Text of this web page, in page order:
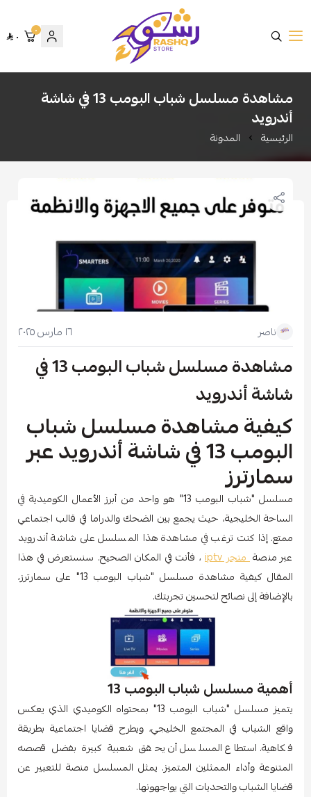
متجر رشق
٠ ٠
مشاهدة مسلسل شباب البومب 13 في شاشة
أندرويد
الرئيسية المدونة
ناصر ١٦ مارس ٢٠٢٥
مشاهدة مسلسل شباب البومب 13 في
شاشة أندرويد
كيفية مشاهدة مسلسل شباب
البومب 13 في شاشة أندرويد عبر
سمارترز
مسلسل "شباب البومب 13" هو واحد من أبرز الأعمال الكوميدية في
الساحة الخليجية، حيث يجمع بين الضحك والدراما في قالب اجتماعي
ممتع. إذا كنت ترغب في مشاهدة هذا المسلسل على شاشة أندرويد
عبر منصةمتجر iptv
، فأنت في المكان الصحيح. سنستعرض في هذا
المقال كيفية مشاهدة مسلسل "شباب البومب 13" على سمارترز،
بالإضافة إلى نصائح لتحسين تجربتك.
أهمية مسلسل شباب البومب 13
يتميز مسلسل "شباب البومب 13" بمحتواه الكوميدي الذي يعكس
واقع الشباب في المجتمع الخليجي، ويطرح قضايا اجتماعية بطريقة
فكاهية. استطاع المسلسل أن يحقق شعبية كبيرة بفضل قصصه
المتنوعة وأداء الممثلين المتميز. يمثل المسلسل منصة للتعبير عن
قضايا الشباب والتحديات التي يواجهونها.